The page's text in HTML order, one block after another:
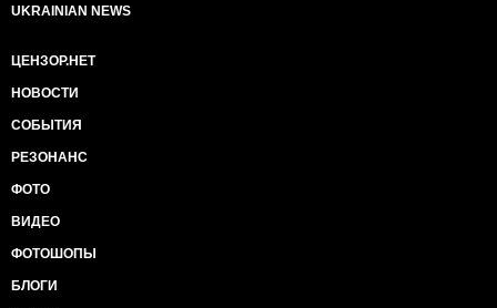
UKRAINIAN NEWS
ЦЕНЗОР.НЕТ
НОВОСТИ
СОБЫТИЯ
РЕЗОНАНС
ФОТО
ВИДЕО
ФОТОШОПЫ
БЛОГИ